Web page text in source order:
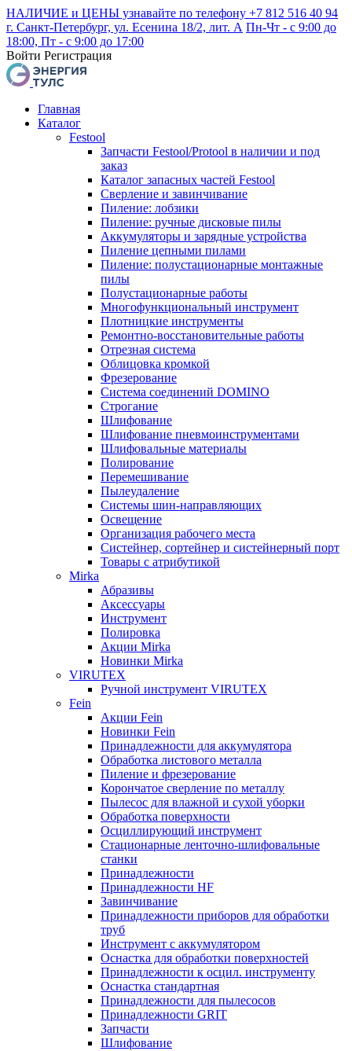
НАЛИЧИЕ и ЦЕНЫ узнавайте по телефону +7 812 516 40 94
г. Санкт-Петербург, ул. Есенина 18/2, лит. А Пн-Чт - с 9:00 до
18:00, Пт - с 9:00 до 17:00
Войти Регистрация
Главная
Каталог
Festool
Запчасти Festool/Protool в наличии и под
заказ
Каталог запасных частей Festool
Сверление и завинчивание
Пиление: лобзики
Пиление: ручные дисковые пилы
Аккумуляторы и зарядные устройства
Пиление цепными пилами
Пиление: полустационарные монтажные
пилы
Полустационарные работы
Многофункциональный инструмент
Плотницкие инструменты
Ремонтно-восстановительные работы
Отрезная система
Облицовка кромкой
Фрезерование
Система соединений DOMINO
Строгание
Шлифование
Шлифование пневмоинструментами
Шлифовальные материалы
Полирование
Перемешивание
Пылеудаление
Системы шин-направляющих
Освещение
Организация рабочего места
Систейнер, сортейнер и систейнерный порт
Товары с атрибутикой
Mirka
Абразивы
Аксессуары
Инструмент
Полировка
Акции Mirka
Новинки Mirka
VIRUTEX
Ручной инструмент VIRUTEX
Fein
Акции Fein
Новинки Fein
Принадлежности для аккумулятора
Обработка листового металла
Пиление и фрезерование
Корончатое сверление по металлу
Пылесос для влажной и сухой уборки
Обработка поверхности
Осциллирующий инструмент
Стационарные ленточно-шлифовальные
станки
Принадлежности
Принадлежности HF
Завинчивание
Принадлежности приборов для обработки
труб
Инструмент с аккумулятором
Оснастка для обработки поверхностей
Принадлежности к осцил. инструменту
Оснастка стандартная
Принадлежности для пылесосов
Принадлежности GRIT
Запчасти
Шлифование